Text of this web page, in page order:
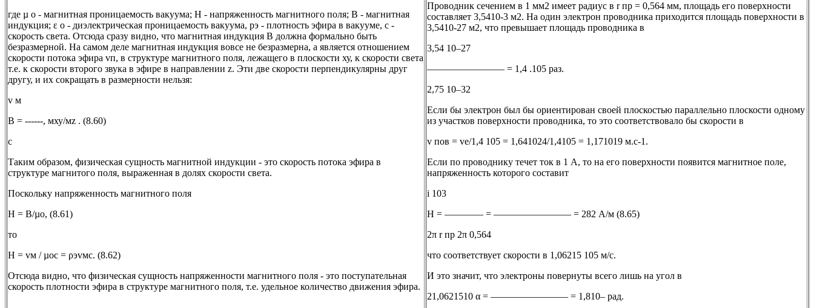
где µ o - магнитная проницаемость вакуума; H - напряженность магнитного поля; B - магнитная
индукция; ε o - диэлектрическая проницаемость вакуума, рэ - плотность эфира в вакууме, c -
скорость света. Отсюда сразу видно, что магнитная индукция В должна формально быть
безразмерной. На самом деле магнитная индукция вовсе не безразмерна, а является отношением
скорости потока эфира vп, в структуре магнитного поля, лежащего в плоскости ху, к скорости света
т.е. к скорости второго звука в эфире в направлении z. Эти две скорости перпендикулярны друг
другу, и их сокращать в размерности нельзя:
v м
В = ------, мху/мz . (8.60)
с
Таким образом, физическая сущность магнитной индукции - это скорость потока эфира в
структуре магнитого поля, выраженная в долях скорости света.
Поскольку напряженность магнитного поля
Н = В/µо, (8.61)
то
Н = vм / µос = ρэvмc. (8.62)
Отсюда видно, что физическая сущность напряженности магнитного поля - это поступательная
скорость плотности эфира в структуре магнитного поля, т.е. удельное количество движения эфира.
Проводник сечением в 1 мм2 имеет радиус в r пр = 0,564 мм, площадь его поверхности
составляет 3,5410-3 м2. На один электрон проводника приходится площадь поверхности в
3,5410-27 м2, что превышает площадь проводника в
3,54 10–27
———————— = 1,4 .105 раз.
2,75 10–32
Если бы электрон был бы ориентирован своей плоскостью параллельно плоскости одному
из участков поверхности проводника, то это соответствовало бы скорости в
v пов = ve/1,4 105 = 1,641024/1,4105 = 1,171019 м.с-1.
Если по проводнику течет ток в 1 А, то на его поверхности появится магнитное поле,
напряженность которого составит
i 103
Н = ———— = ———————— = 282 А/м (8.65)
2π r пр 2π 0,564
что соответствует скорости в 1,06215 105 м/с.
И это значит, что электроны повернуты всего лишь на угол в
21,0621510 α = ———————— = 1,810– рад.